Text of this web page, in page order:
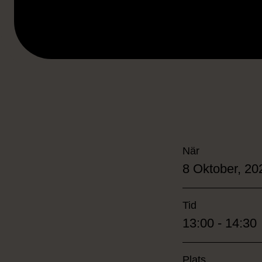
När
8 Oktober,
Tid
13:00 - 14:30
Plats